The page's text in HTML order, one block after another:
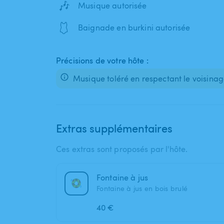
🎶 Musique autorisée
🩱 Baignade en burkini autorisée
Précisions de votre hôte :
Musique toléré en respectant le
Extras supplémentaires
Ces extras sont proposés par l'hôte.
Fontaine à jus
Fontaine à jus en bois brulé
40 €